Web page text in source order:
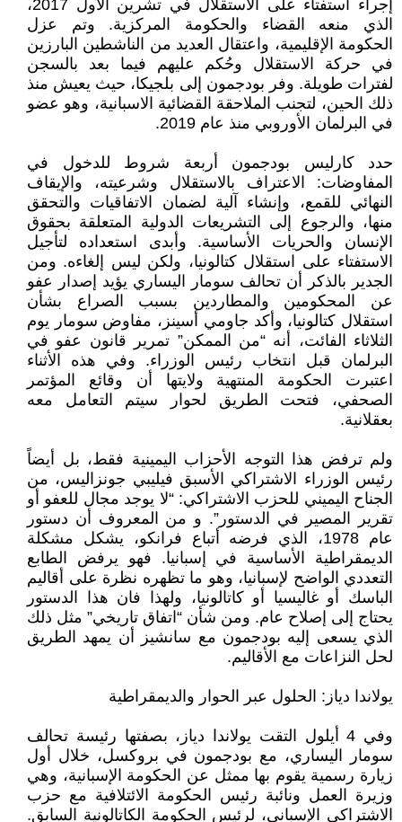
إجراء استفتاء على الاستقلال في تشرين الأول 2017،
الذي منعه القضاء والحكومة المركزية. وتم عزل
الحكومة الإقليمية، واعتقال العديد من الناشطين البارزين
في حركة الاستقلال وحُكم عليهم فيما بعد بالسجن
لفترات طويلة. وفر بودجمون إلى بلجيكا، حيث يعيش منذ
ذلك الحين، لتجنب الملاحقة القضائية الاسبانية، وهو عضو
في البرلمان الأوروبي منذ عام 2019.
حدد كارليس بودجمون أربعة شروط للدخول في
المفاوضات: الاعتراف بالاستقلال وشرعيته، والإيقاف
النهائي للقمع، وإنشاء آلية لضمان الاتفاقيات والتحقق
منها، والرجوع إلى التشريعات الدولية المتعلقة بحقوق
الإنسان والحريات الأساسية. وأبدى استعداده لتأجيل
الاستفتاء على استقلال كتالونيا، ولكن ليس إلغاءه. ومن
الجدير بالذكر أن تحالف سومار اليساري يؤيد إصدار عفو
عن المحكومين والمطاردين بسبب الصراع بشأن
استقلال كتالونيا، وأكد جاومي أسينز، مفاوض سومار يوم
الثلاثاء الفائت، أنه “من الممكن” تمرير قانون عفو في
البرلمان قبل انتخاب رئيس الوزراء. وفي هذه الأثناء
اعتبرت الحكومة المنتهية ولايتها أن وقائع المؤتمر
الصحفي، فتحت الطريق لحوار سيتم التعامل معه
بعقلانية.
ولم ترفض هذا التوجه الأحزاب اليمينية فقط، بل أيضاً
رئيس الوزراء الاشتراكي الأسبق فيليبي جونزاليس، من
الجناح اليميني للحزب الاشتراكي: “لا يوجد مجال للعفو أو
تقرير المصير في الدستور”. و من المعروف أن دستور
عام 1978، الذي فرضه أتباع فرانكو، يشكل مشكلة
الديمقراطية الأساسية في إسبانيا. فهو يرفض الطابع
التعددي الواضح لإسبانيا، وهو ما تظهره نظرة على أقاليم
الباسك أو غاليسيا أو كاتالونيا، ولهذا فان هذا الدستور
يحتاج إلى إصلاح عام. ومن شأن “اتفاق تاريخي” مثل ذلك
الذي يسعى إليه بودجمون مع سانشيز أن يمهد الطريق
لحل النزاعات مع الأقاليم.
يولاندا دياز: الحلول عبر الحوار والديمقراطية
وفي 4 أيلول التقت يولاندا دياز، بصفتها رئيسة تحالف
سومار اليساري، مع بودجمون في بروكسل، خلال أول
زيارة رسمية يقوم بها ممثل عن الحكومة الإسبانية، وهي
وزيرة العمل ونائبة رئيس الحكومة الائتلافية مع حزب
الاشتراكي الإسباني، لرئيس الحكومة الكاتالونية السابق.